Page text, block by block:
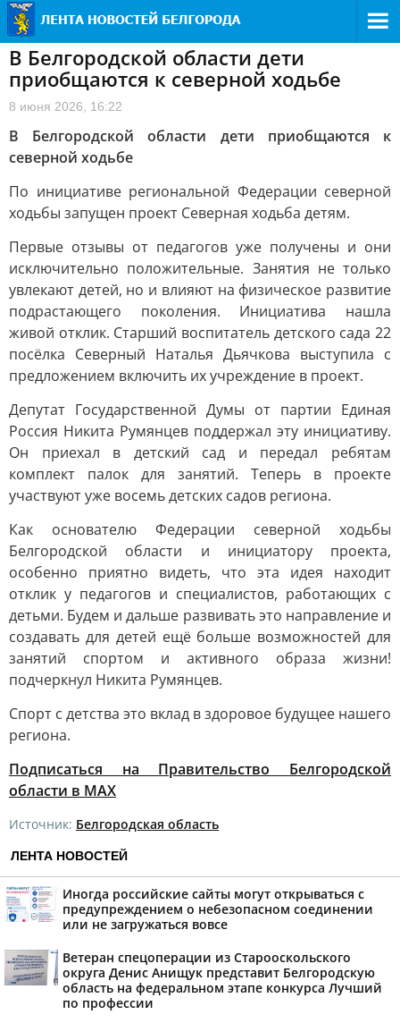
В Белгородской области дети
приобщаются к северной ходьбе
8 июня 2026, 16:22
В Белгородской области дети приобщаются к
северной ходьбе
По инициативе региональной Федерации северной
ходьбы запущен проект Северная ходьба детям.
Первые отзывы от педагогов уже получены и они
исключительно положительные. Занятия не только
увлекают детей, но и влияют на физическое развитие
подрастающего поколения. Инициатива нашла
живой отклик. Старший воспитатель детского сада 22
посёлка Северный Наталья Дьячкова выступила с
предложением включить их учреждение в проект.
Депутат Государственной Думы от партии Единая
Россия Никита Румянцев поддержал эту инициативу.
Он приехал в детский сад и передал ребятам
комплект палок для занятий. Теперь в проекте
участвуют уже восемь детских садов региона.
Как основателю Федерации северной ходьбы
Белгородской области и инициатору проекта,
особенно приятно видеть, что эта идея находит
отклик у педагогов и специалистов, работающих с
детьми. Будем и дальше развивать это направление и
создавать для детей ещё больше возможностей для
занятий спортом и активного образа жизни!
подчеркнул Никита Румянцев.
Спорт с детства это вклад в здоровое будущее нашего
региона.
Подписаться на Правительство Белгородской
области в MAX
Источник: Белгородская область
ЛЕНТА НОВОСТЕЙ
Иногда российские сайты могут открываться с
предупреждением о небезопасном соединении
или не загружаться вовсе
Ветеран спецоперации из Старооскольского
округа Денис Анищук представит Белгородскую
область на федеральном этапе конкурса Лучший
по профессии